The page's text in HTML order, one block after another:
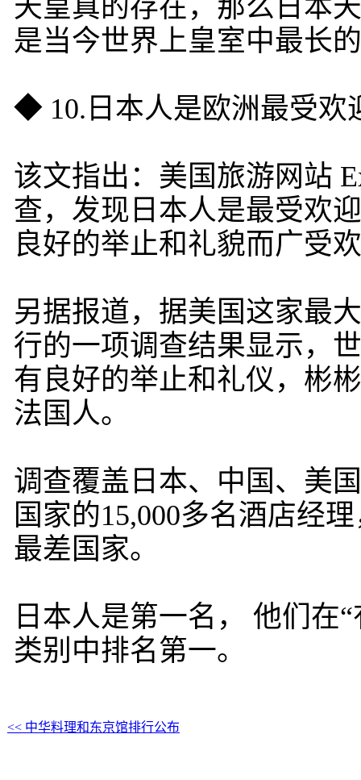
天皇真的存在，那么日本
是当今世界上皇室中最长
◆ 10.日本人是欧洲最受欢
该文指出：美国旅游网站
查，发现日本人是最受欢
良好的举止和礼貌而广受
另据报道，据美国这家最
行的一项调查结果显示，
有良好的举止和礼仪，彬
法国人。
调查覆盖日本、中国、美
国家的15,000多名酒店经
最差国家。
日本人是第一名， 他们在
类别中排名第一。
<< 中华料理和东京馆排行公布